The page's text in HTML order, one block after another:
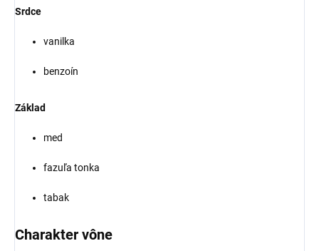
Srdce
vanilka
benzoín
Základ
med
fazuľa tonka
tabak
Charakter vône